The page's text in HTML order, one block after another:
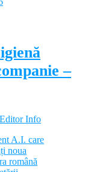
–
Editor Info